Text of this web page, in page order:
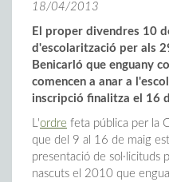
18/04/2013
El proper divendres 10
d'escolarització per als
Benicarló que enguany
comencen a anar a
inscripció finalitza el 16
L'ordre feta pública per la
que del 9 al 16 de maig
presentació de sol·licituds
nascuts el 2010 que